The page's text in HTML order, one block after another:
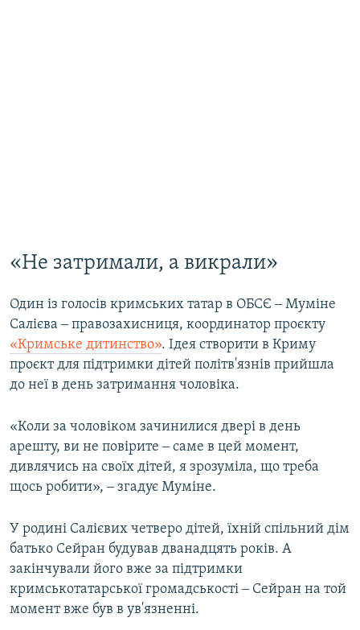
«Не затримали, а викрали»
Один із голосів кримських татар в ОБСЄ ‒ Муміне
Салієва ‒ правозахисниця, координатор проєкту
«Кримське дитинство». Ідея створити в Криму
проєкт для підтримки дітей політв'язнів прийшла
до неї в день затримання чоловіка.
«Коли за чоловіком зачинилися двері в день
арешту, ви не повірите ‒ саме в цей момент,
дивлячись на своїх дітей, я зрозуміла, що треба
щось робити», ‒ згадує Муміне.
У родині Салієвих четверо дітей, їхній спільний дім
батько Сейран будував дванадцять років. А
закінчували його вже за підтримки
кримськотатарської громадськості ‒ Сейран на той
момент вже був в ув'язненні.